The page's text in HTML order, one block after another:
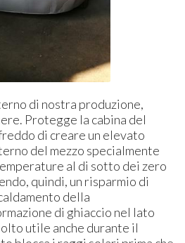
di nostra produzione,
Protegge la cabina del
di creare un elevato
del mezzo specialmente
al di sotto dei zero
quindi, un risparmio di
della
di ghiaccio nel lato
utile anche durante il